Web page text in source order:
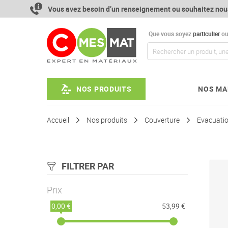
contenu
Vous avez besoin d’un renseignement ou souhaitez
Que vous soyezparticulier
NOS PRODUITS NOS
Accueil Nos produits Couverture
FILTRER PAR
Prix
0,00 € 53,99 €